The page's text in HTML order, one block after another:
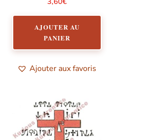
AJOUTER AU
PANIER
Ajouter aux favoris